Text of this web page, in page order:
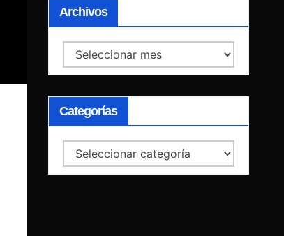
Archivos
Archivos
Categorías
Categorías